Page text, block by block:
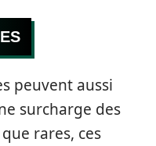
peuvent aussi
surcharge des
rares, ces